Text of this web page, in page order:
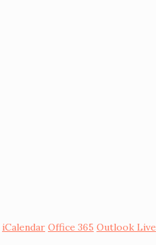
iCalendar Office 365 Outlook Live